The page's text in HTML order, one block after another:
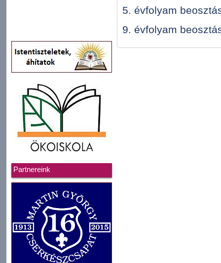
Partnereink
5. évfolyam
9. évfolyam